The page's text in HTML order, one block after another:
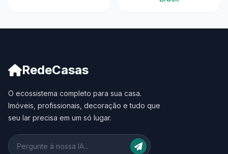
RedeCasas
O ecossistema completo para sua casa.
Imóveis, profissionais, decoração e tudo que
seu lar precisa em um só lugar.